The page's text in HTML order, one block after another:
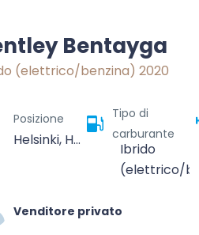
Bentayga
(elettrico/benzina) 2020
Posizione
Helsinki, Helsinki sub-region, Uusimaa, Mainland Finland, Finland
Tipo di
carburante
Ibrido
(elettrico/
Venditore privato